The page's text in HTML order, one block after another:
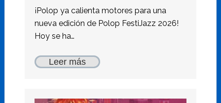
¡Polop ya calienta motores para una
nueva edición de Polop FestiJazz 2026!
Hoy se ha…
Leer más